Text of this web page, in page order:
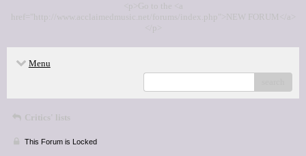
<p>Go to the <a
href="http://www.acclaimedmusic.net/forums/index.php">NEW FORUM</a>
</p>
Menu
Critics' lists
This Forum is Locked